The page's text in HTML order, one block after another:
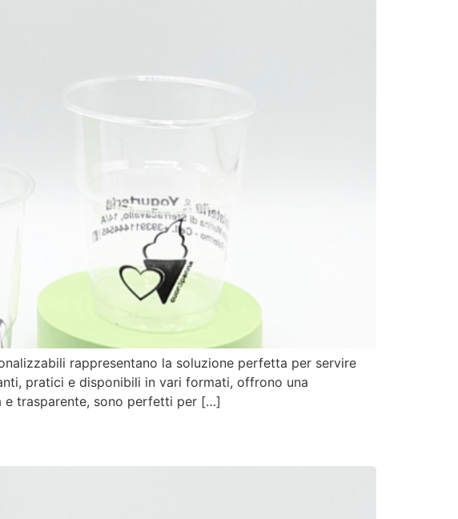
rappresentano la soluzione perfetta per servire
pratici e disponibili in vari formati, offrono una
e trasparente, sono perfetti per […]